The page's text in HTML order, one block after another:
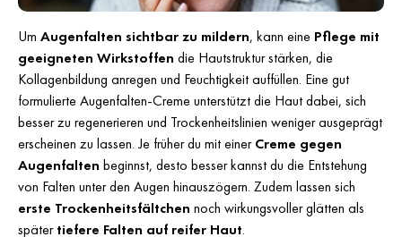
Um Augenfalten sichtbar zu mildern, kann eine Pflege mit
geeigneten Wirkstoffen die Hautstruktur stärken, die
Kollagenbildung anregen und Feuchtigkeit auffüllen. Eine gut
formulierte Augenfalten-Creme unterstützt die Haut dabei, sich
besser zu regenerieren und Trockenheitslinien weniger ausgeprägt
erscheinen zu lassen. Je früher du mit einerCreme gegen
Augenfalten beginnst, desto besser kannst du die Entstehung
von Falten unter den Augen hinauszögern. Zudem lassen sich
erste Trockenheitsfältchen noch wirkungsvoller glätten als
spätertiefere Falten auf reifer Haut.